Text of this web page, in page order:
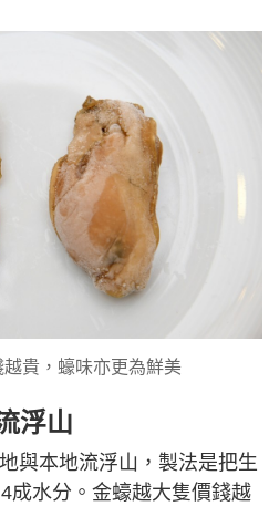
貴，蠔味亦更為鮮美
浮山
與本地流浮山，製法是把生
成水分。金蠔越大隻價錢越